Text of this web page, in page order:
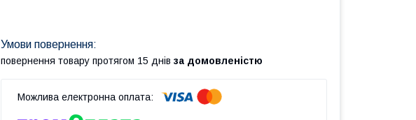
повернення товару протягом 15 днів за домовленістю